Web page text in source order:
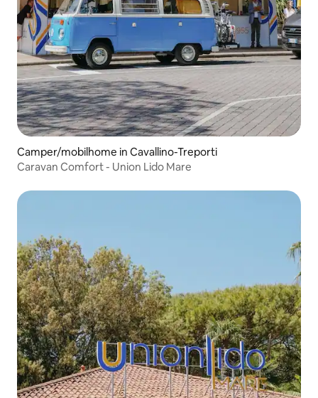
Camper/mobilhome in Cavallino-Treporti
Caravan Comfort - Union Lido Mare